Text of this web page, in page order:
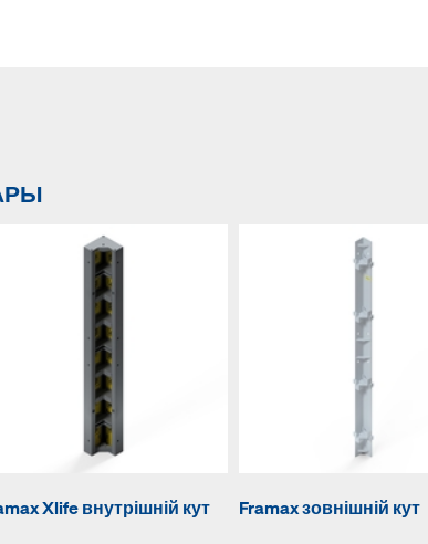
Xlife внутрішній кут Framax зовнішній кут